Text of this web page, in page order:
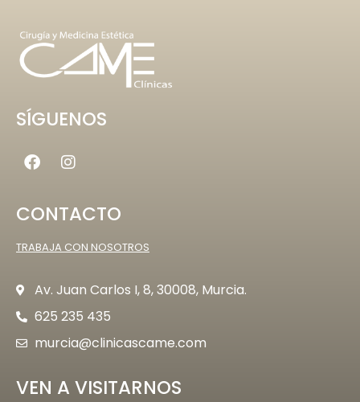
SÍGUENOS
CONTACTO
TRABAJA CON NOSOTROS
Av. Juan Carlos I, 8, 30008, Murcia.
625 235 435
murcia@clinicascame.com
VEN A VISITARNOS